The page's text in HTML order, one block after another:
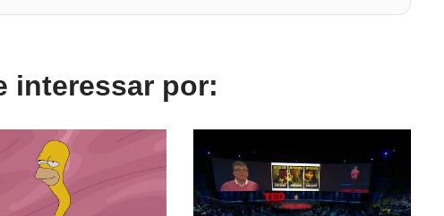
interessar por: